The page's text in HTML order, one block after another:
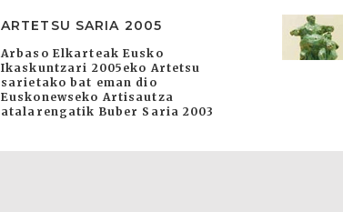
ARTETSU SARIA 2005
Arbaso Elkarteak Eusko
Ikaskuntzari 2005eko Artetsu
sarietako bat eman dio
Euskonewseko Artisautza
atalarengatik Buber Saria 2003